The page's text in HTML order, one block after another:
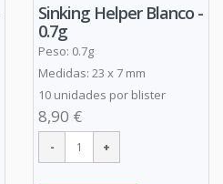
Sinking Helper Blanco -
0.7g
Peso: 0.7g
Medidas: 23 x 7 mm
10 unidades por blister
8,90 €